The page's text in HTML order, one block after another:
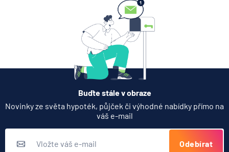
Buďte stále v obraze
Novinky ze světa hypoték, půjček či výhodné nabídky přímo na
váš e-mail
Odebírat